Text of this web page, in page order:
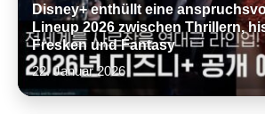
Disney+ enthüllt eine
Lineup 2026 zwischen Thrillern,
Fresken und Fantasy
22. Januar 2026